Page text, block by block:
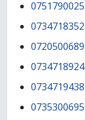
0751790025
0734718352
0720500689
0734718924
0734719438
0735300695